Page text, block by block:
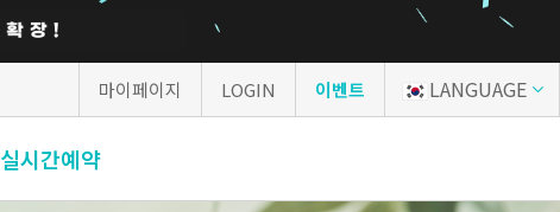
마이페이지 LOGIN 이벤트 LANGUAGE
실시간예약